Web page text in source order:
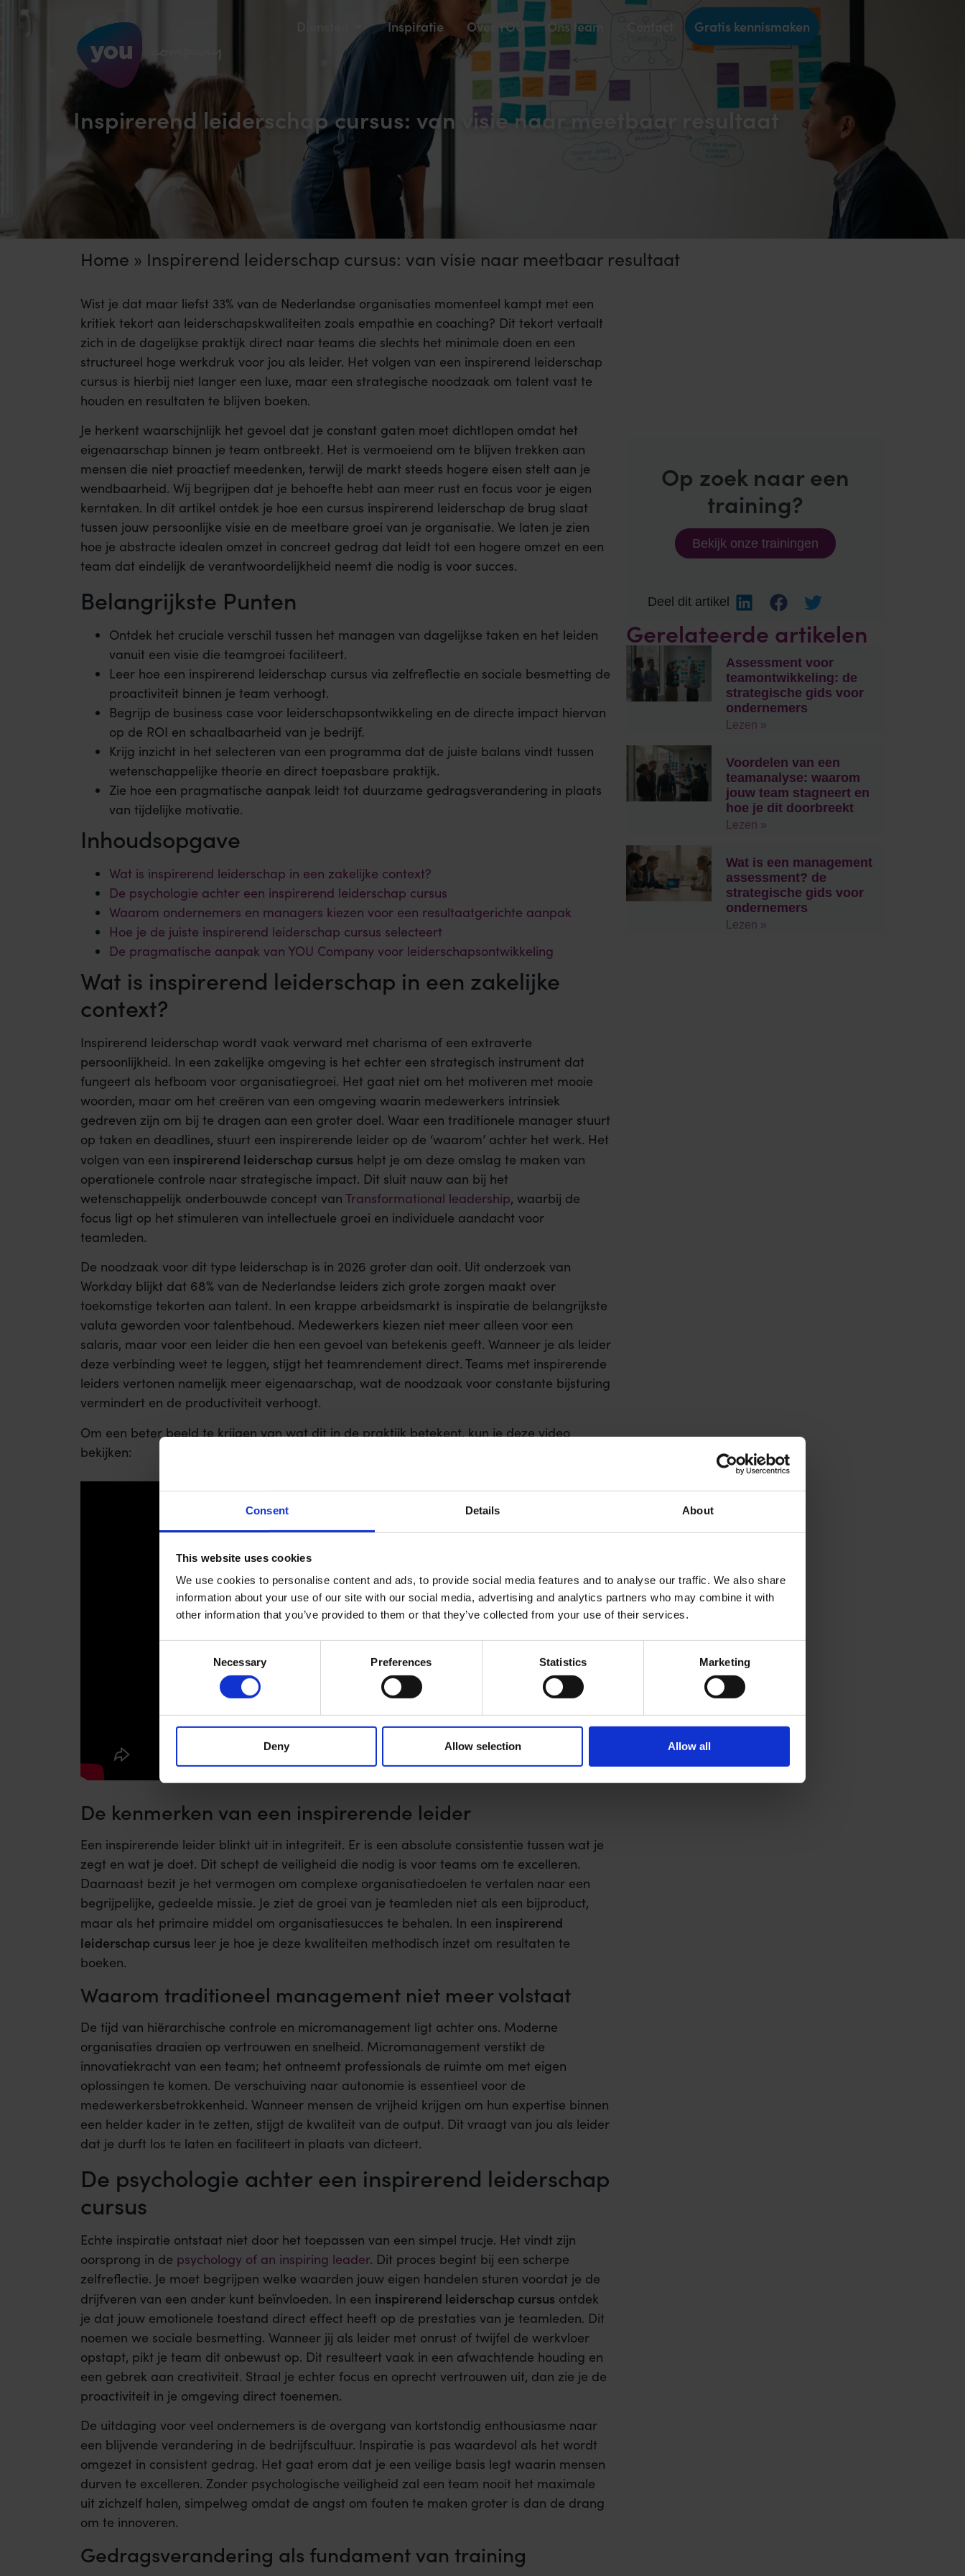
Consent Details About
This website uses cookies
We use cookies to personalise content and ads, to provide social media features and to analyse our traffic. We also share
information about your use of our site with our social media, advertising and analytics partners who may combine it with
other information that you’ve provided to them or that they’ve collected from your use of their services.
Necessary Preferences Statistics Marketing
Deny Allow selection Allow all
Inspiratie Over YOU Ons team Contact Gratis kennismaken
Inspirerend leiderschap cursus: van visie naar meetbaar resultaat
Home » Inspirerend leiderschap cursus: van visie naar meetbaar resultaat
Wist je dat maar liefst 33% van de Nederlandse organisaties momenteel kampt met een
kritiek tekort aan leiderschapskwaliteiten zoals empathie en coaching? Dit tekort vertaalt
zich in de dagelijkse praktijk direct naar teams die slechts het minimale doen en een
structureel hoge werkdruk voor jou als leider. Het volgen van een inspirerend leiderschap
cursus is hierbij niet langer een luxe, maar een strategische noodzaak om talent vast te
houden en resultaten te blijven boeken.
Je herkent waarschijnlijk het gevoel dat je constant gaten moet dichtlopen omdat het
eigenaarschap binnen je team ontbreekt. Het is vermoeiend om te blijven trekken aan
mensen die niet proactief meedenken, terwijl de markt steeds hogere eisen stelt aan je
wendbaarheid. Wij begrijpen dat je behoefte hebt aan meer rust en focus voor je eigen
kerntaken. In dit artikel ontdek je hoe een cursus inspirerend leiderschap de brug slaat
tussen jouw persoonlijke visie en de meetbare groei van je organisatie. We laten je zien
hoe je abstracte idealen omzet in concreet gedrag dat leidt tot een hogere omzet en een
team dat eindelijk de verantwoordelijkheid neemt die nodig is voor succes.
Belangrijkste Punten
Ontdek het cruciale verschil tussen het managen van dagelijkse taken en het leiden
vanuit een visie die teamgroei faciliteert.
Leer hoe een inspirerend leiderschap cursus via zelfreflectie en sociale besmetting de
proactiviteit binnen je team verhoogt.
Begrijp de business case voor leiderschapsontwikkeling en de directe impact hiervan
op de ROI en schaalbaarheid van je bedrijf.
Krijg inzicht in het selecteren van een programma dat de juiste balans vindt tussen
wetenschappelijke theorie en direct toepasbare praktijk.
Zie hoe een pragmatische aanpak leidt tot duurzame gedragsverandering in plaats
van tijdelijke motivatie.
Inhoudsopgave
Wat is inspirerend leiderschap in een zakelijke context?
De psychologie achter een inspirerend leiderschap cursus
Waarom ondernemers en managers kiezen voor een resultaatgerichte aanpak
Hoe je de juiste inspirerend leiderschap cursus selecteert
De pragmatische aanpak van YOU Company voor leiderschapsontwikkeling
Wat is inspirerend leiderschap in een zakelijke
context?
Inspirerend leiderschap wordt vaak verward met charisma of een extraverte
persoonlijkheid. In een zakelijke omgeving is het echter een strategisch instrument dat
fungeert als hefboom voor organisatiegroei. Het gaat niet om het motiveren met mooie
woorden, maar om het creëren van een omgeving waarin medewerkers intrinsiek
gedreven zijn om bij te dragen aan een groter doel. Waar een traditionele manager stuurt
op taken en deadlines, stuurt een inspirerende leider op de ‘waarom’ achter het werk. Het
volgen van een inspirerend leiderschap cursus helpt je om deze omslag te maken van
operationele controle naar strategische impact. Dit sluit nauw aan bij het
wetenschappelijk onderbouwde concept van Transformational leadership, waarbij de
focus ligt op het stimuleren van intellectuele groei en individuele aandacht voor
teamleden.
De noodzaak voor dit type leiderschap is in 2026 groter dan ooit. Uit onderzoek van
Workday blijkt dat 68% van de Nederlandse leiders zich grote zorgen maakt over
toekomstige tekorten aan talent. In een krappe arbeidsmarkt is inspiratie de belangrijkste
valuta geworden voor talentbehoud. Medewerkers kiezen niet meer alleen voor een
salaris, maar voor een leider die hen een gevoel van betekenis geeft. Wanneer je als leider
deze verbinding weet te leggen, stijgt het teamrendement direct. Teams met inspirerende
leiders vertonen namelijk meer eigenaarschap, wat de noodzaak voor constante bijsturing
vermindert en de productiviteit verhoogt.
Om een beter beeld te krijgen van wat dit in de praktijk betekent, kun je deze video
bekijken:
De kenmerken van een inspirerende leider
Een inspirerende leider blinkt uit in integriteit. Er is een absolute consistentie tussen wat je
zegt en wat je doet. Dit schept de veiligheid die nodig is voor teams om te excelleren.
Daarnaast bezit je het vermogen om complexe organisatiedoelen te vertalen naar een
begrijpelijke, gedeelde missie. Je ziet de groei van je teamleden niet als een bijproduct,
maar als het primaire middel om organisatiesucces te behalen. In een inspirerend
leiderschap cursus leer je hoe je deze kwaliteiten methodisch inzet om resultaten te
boeken.
Waarom traditioneel management niet meer volstaat
De tijd van hiërarchische controle en micromanagement ligt achter ons. Moderne
organisaties draaien op vertrouwen en snelheid. Micromanagement verstikt de
innovatiekracht van een team; het ontneemt professionals de ruimte om met eigen
oplossingen te komen. De verschuiving naar autonomie is essentieel voor de
medewerkersbetrokkenheid. Wanneer mensen de vrijheid krijgen om hun expertise binnen
een helder kader in te zetten, stijgt de kwaliteit van de output. Dit vraagt van jou als leider
dat je durft los te laten en faciliteert in plaats van dicteert.
De psychologie achter een inspirerend leiderschap
cursus
Echte inspiratie ontstaat niet door het toepassen van een simpel trucje. Het vindt zijn
oorsprong in de psychology of an inspiring leader. Dit proces begint bij een scherpe
zelfreflectie. Je moet begrijpen welke waarden jouw eigen handelen sturen voordat je de
drijfveren van een ander kunt beïnvloeden. In een inspirerend leiderschap cursus ontdek
je dat jouw emotionele toestand direct effect heeft op de prestaties van je teamleden. Dit
noemen we sociale besmetting. Wanneer jij als leider met onrust of twijfel de werkvloer
opstapt, pikt je team dit onbewust op. Dit resulteert vaak in een afwachtende houding en
een gebrek aan creativiteit. Straal je echter focus en oprecht vertrouwen uit, dan zie je de
proactiviteit in je omgeving direct toenemen.
De uitdaging voor veel ondernemers is de overgang van kortstondig enthousiasme naar
een blijvende verandering in de bedrijfscultuur. Inspiratie is pas waardevol als het wordt
omgezet in consistent gedrag. Het gaat erom dat je een veilige basis legt waarin mensen
durven te excelleren. Zonder psychologische veiligheid zal een team nooit het maximale
uit zichzelf halen, simpelweg omdat de angst om fouten te maken groter is dan de drang
om te innoveren.
Gedragsverandering als fundament van training
Op zoek naar een
training?
Bekijk onze trainingen
Deel dit artikel
Gerelateerde artikelen
Assessment voor
teamontwikkeling: de
strategische gids voor
ondernemers
Lezen »
Voordelen van een
teamanalyse: waarom
jouw team stagneert en
hoe je dit doorbreekt
Lezen »
Wat is een management
assessment? de
strategische gids voor
ondernemers
Lezen »